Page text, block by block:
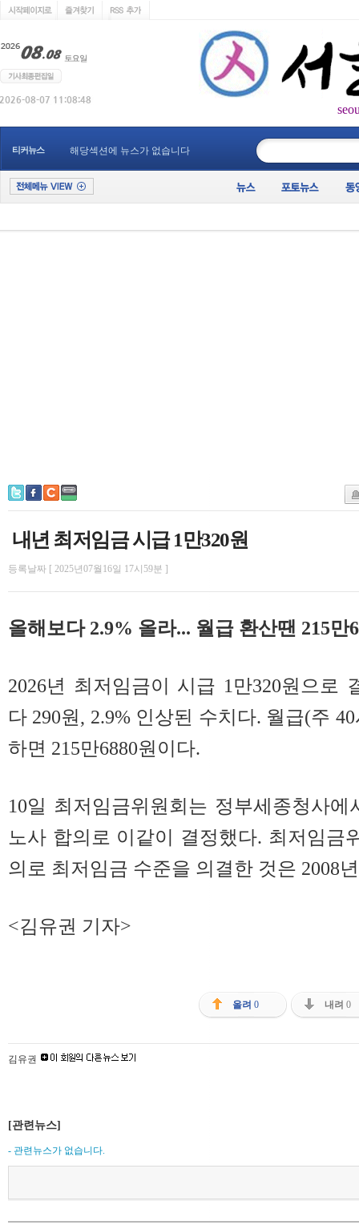
티커뉴스 해당섹션에 뉴스가 없습니다
내년 최저임금 시급 1만320원
등록날짜 [ 2025년07월16일 17시59분 ]
올해보다 2.9% 올라... 월급 환산땐 215만
2026년 최저임금이 시급 1만320원으로
다 290원, 2.9% 인상된 수치다. 월급(주
하면 215만6880원이다.
10일 최저임금위원회는 정부세종청사
노사 합의로 이같이 결정했다. 최저임금
의로 최저임금 수준을 의결한 것은 2008
<김유권 기자>
올려 0 내려 0
김유권
[관련뉴스]
- 관련뉴스가 없습니다.